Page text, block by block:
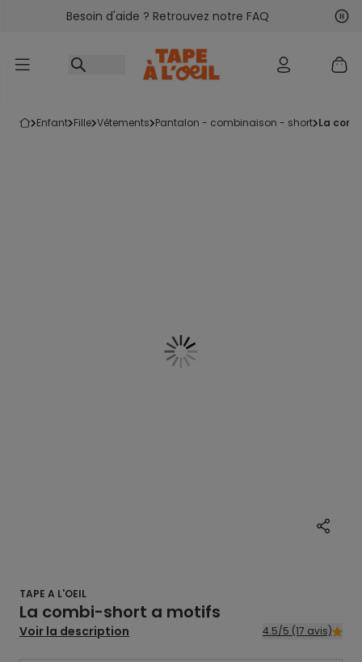
Accéder au contenu
Besoin d'aide ? Retrouvez notre FAQ
enfant fille vêtements pantalon - combinaison - short la
TAPE A L'OEIL
La combi-short a motifs
Voir la description 4.5/5 (17 avis)